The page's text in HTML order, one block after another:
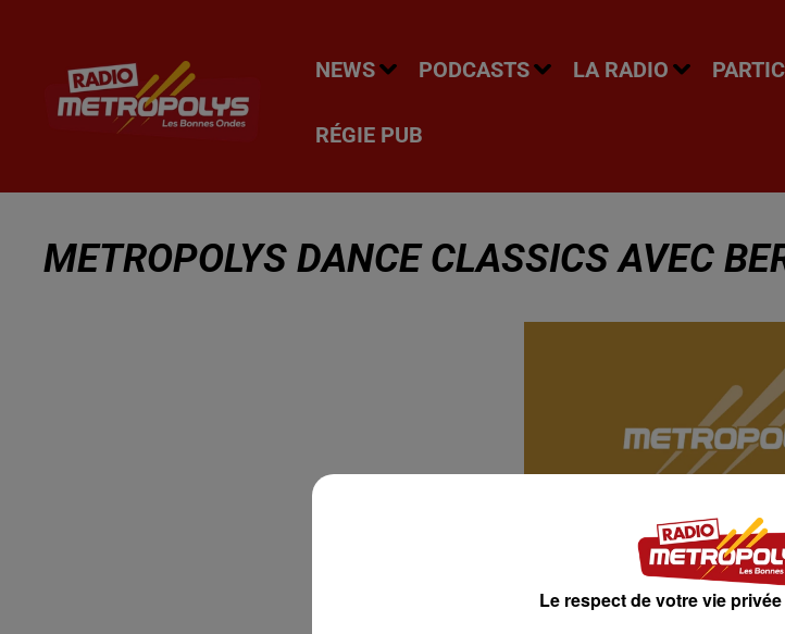
NEWS PODCASTS LA RADIO
RÉGIE PUB
METROPOLYS DANCE CLASSICS AVEC
Le respect de votre vie